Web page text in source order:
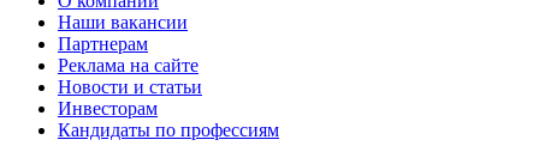
Наши вакансии
Партнерам
Реклама на сайте
Новости и статьи
Инвесторам
Кандидаты по профессиям